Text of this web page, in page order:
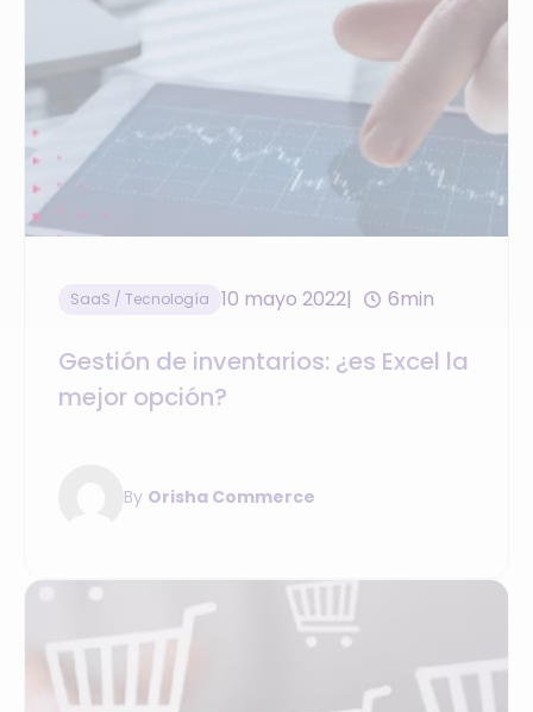
SaaS / Tecnología 10 mayo 2022 6min
Gestión de inventarios: ¿es Excel la
mejor opción?
By Orisha Commerce